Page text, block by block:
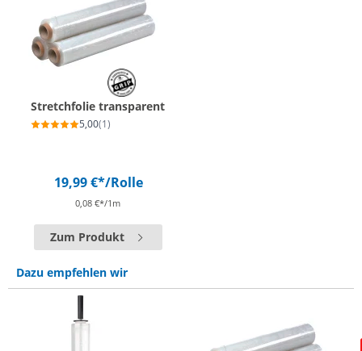
Stretchfolie transparent
5,00(1)
19,99 €*/Rolle
0,08 €*/1m
Zum Produkt
Dazu empfehlen wir